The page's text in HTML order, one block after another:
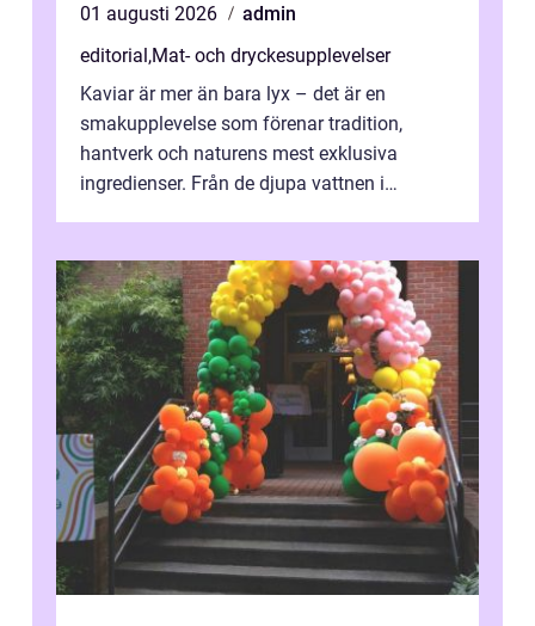
01 augusti 2026
admin
editorial,Mat- och dryckesupplevelser
Kaviar är mer än bara lyx – det är en
smakupplevelse som förenar tradition,
hantverk och naturens mest exklusiva
ingredienser. Från de djupa vattnen i